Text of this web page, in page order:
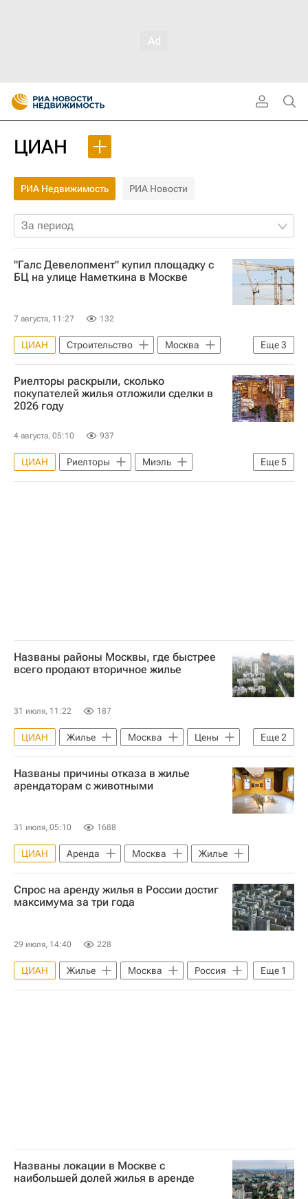
ЦИАН
РИА Недвижимость РИА Новости
За период
"Галс Девелопмент" купил площадку с
БЦ на улице Наметкина в Москве
7 августа, 11:27 132
Еще3
ЦИАН Строительство
Москва
ГК "Галс"
Девелоперы
Бизнес-центры
Риелторы раскрыли, сколько
покупателей жилья отложили сделки в
2026 году
4 августа, 05:10 937
Еще5
ЦИАН Риелторы
Миэль
Жилье
Сделки
Вторичное жилье
Названы районы Москвы, где быстрее
всего продают вторичное жилье
31 июля, 11:22 187
Еще2
ЦИАН Жилье Москва
Цены
Вторичное жилье
Сделки
Названы причины отказа в жилье
арендаторам с животными
31 июля, 05:10 1688
ЦИАН Аренда Москва Жилье
Спрос на аренду жилья в России достиг
максимума за три года
29 июля, 14:40 228
Еще 1
ЦИАН Жилье Москва
Россия
"Дом.РФ"
Названы локации в Москве с
наибольшей долей жилья в аренде